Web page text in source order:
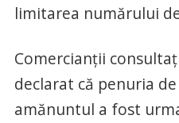
limitarea numărului
Comercianții
declarat că penuria
amănuntul a fost